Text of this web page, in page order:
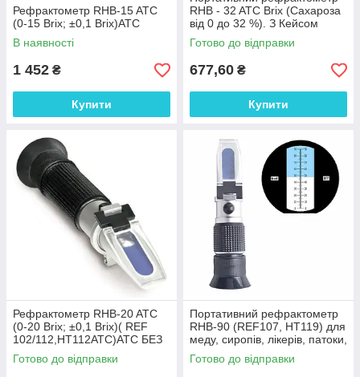
Рефрактометр RHB-15 ATC
(0-15 Brix; ±0,1 Brix)АТС
В наявності
1 452 ₴
Купити
RHB - 32 ATC Brix (Сахароза
від 0 до 32 %). З Кейсом
Готово до відправки
677,60 ₴
Купити
Рефрактометр RHB-20 ATC
(0-20 Brix; ±0,1 Brix)( REF
102/112,HT112ATC)АТС БЕЗ
КЕЙСУ
Готово до відправки
Портативний рефрактометр
RHB-90 (REF107, HT119) для
меду, сиропів, лікерів, патоки,
Brix (0-90%) з КЕЙСОМ
Готово до відправки